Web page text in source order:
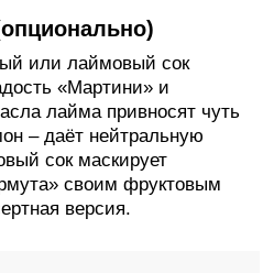
или лаймовый сок
«Мартини» и
лайма привносят чуть
– даёт нейтральную
сок маскирует
своим фруктовым
версия.